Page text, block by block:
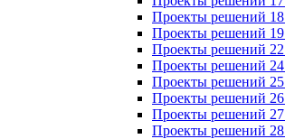
Проекты решений 18
Проекты решений 19
Проекты решений 22
Проекты решений 24
Проекты решений 25
Проекты решений 26
Проекты решений 27
Проекты решений 28